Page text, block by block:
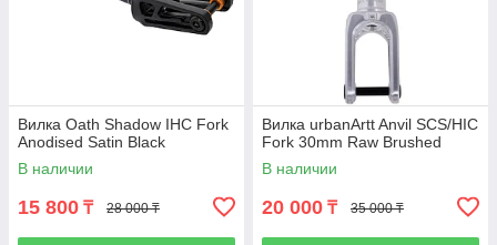
Вилка Oath Shadow IHC Fork
Anodised Satin Black
В наличии
15 800 ₸ 28 000 ₸
Вилка urbanArtt Anvil SCS/HIC
Fork 30mm Raw Brushed
В наличии
20 000 ₸ 35 000 ₸